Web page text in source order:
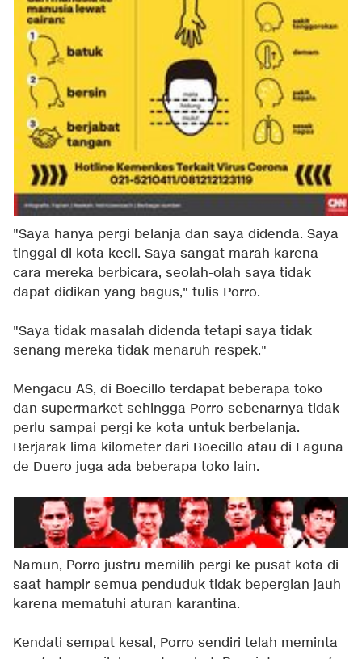
"Saya hanya pergi belanja dan saya didenda. Saya
tinggal di kota kecil. Saya sangat marah karena
cara mereka berbicara, seolah-olah saya tidak
dapat didikan yang bagus," tulis Porro.
"Saya tidak masalah didenda tetapi saya tidak
senang mereka tidak menaruh respek."
Mengacu AS, di Boecillo terdapat beberapa toko
dan supermarket sehingga Porro sebenarnya tidak
perlu sampai pergi ke kota untuk berbelanja.
Berjarak lima kilometer dari Boecillo atau di Laguna
de Duero juga ada beberapa toko lain.
Namun, Porro justru memilih pergi ke pusat kota di
saat hampir semua penduduk tidak bepergian jauh
karena mematuhi aturan karantina.
Kendati sempat kesal, Porro sendiri telah meminta